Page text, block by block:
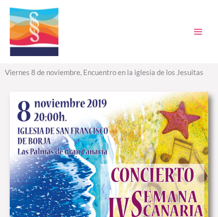
contenido
Viernes 8 de noviembre, Encuentro en la iglesia de los Jesuitas